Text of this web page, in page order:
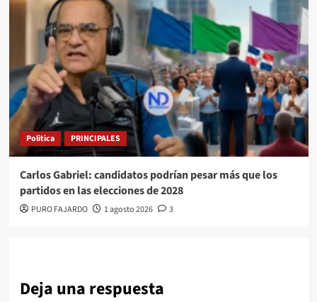
Politica PRINCIPALES
Carlos Gabriel: candidatos podrían pesar más que los
partidos en las elecciones de 2028
PURO FAJARDO 1 agosto 2026 3
Deja una respuesta